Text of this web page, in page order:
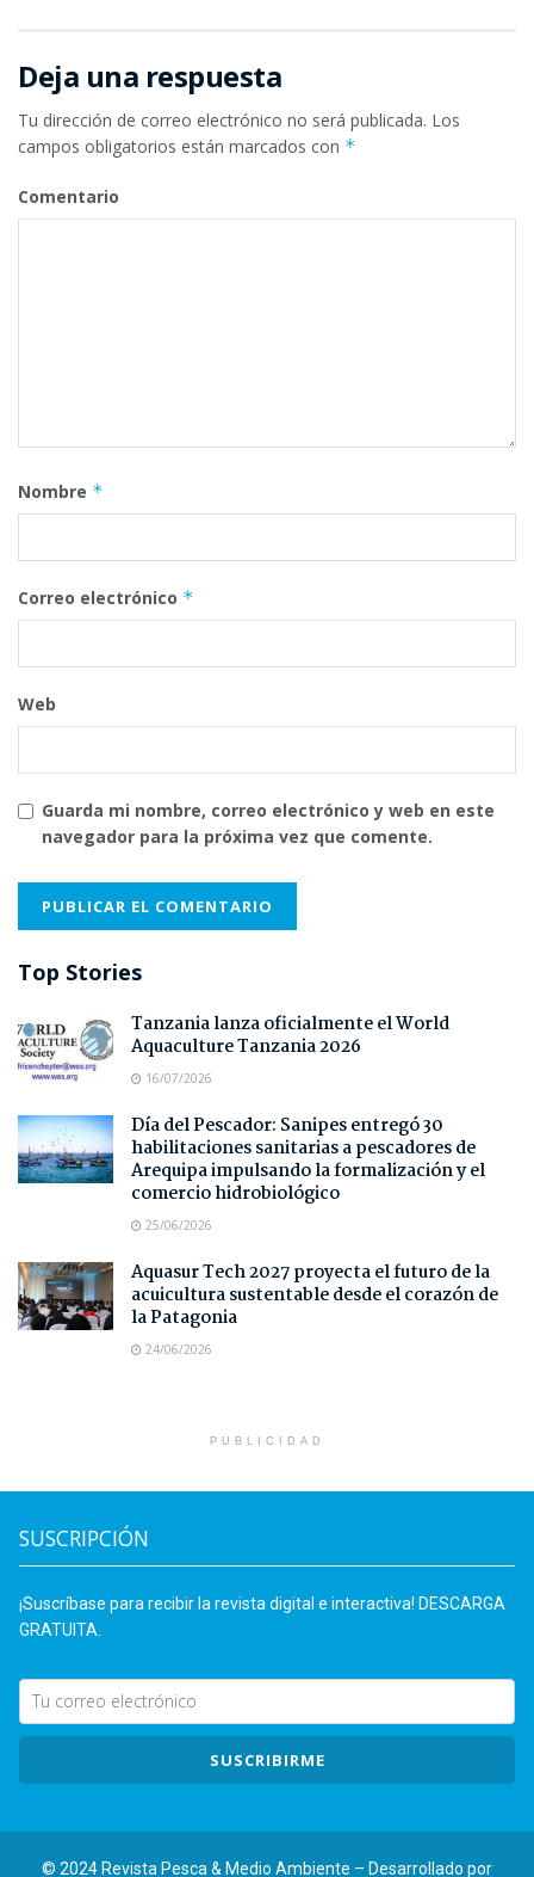
Deja una respuesta
Tu dirección de correo electrónico no será publicada. Los
campos obligatorios están marcados con *
Comentario
Nombre *
Correo electrónico *
Web
Guarda mi nombre, correo electrónico y web en este
navegador para la próxima vez que comente.
Top Stories
Tanzania lanza oficialmente el World
Aquaculture Tanzania 2026
16/07/2026
Día del Pescador: Sanipes entregó 30
habilitaciones sanitarias a pescadores de
Arequipa impulsando la formalización y el
comercio hidrobiológico
25/06/2026
Aquasur Tech 2027 proyecta el futuro de la
acuicultura sustentable desde el corazón de
la Patagonia
24/06/2026
PUBLICIDAD
SUSCRIPCIÓN
¡Suscríbase para recibir la revista digital e interactiva! DESCARGA
GRATUITA.
SUSCRIBIRME
© 2024 Revista Pesca & Medio Ambiente – Desarrollado por